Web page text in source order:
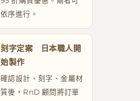
依序進行。
刻字定案 日本職人開
始製作
確認設計、刻字、金屬材
質後，RnD 顧問將訂單